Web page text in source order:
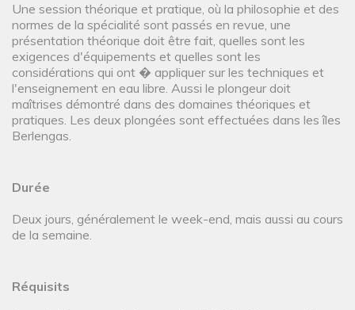
Une session théorique et pratique, où la philosophie et des
normes de la spécialité sont passés en revue, une
présentation théorique doit être fait, quelles sont les
exigences d'équipements et quelles sont les
considérations qui ont � appliquer sur les techniques et
l'enseignement en eau libre. Aussi le plongeur doit
maîtrises démontré dans des domaines théoriques et
pratiques. Les deux plongées sont effectuées dans les îles
Berlengas.
Durée
Deux jours, généralement le week-end, mais aussi au cours
de la semaine.
Réquisits